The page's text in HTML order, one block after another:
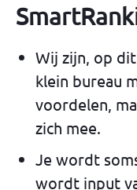
Wij zijn, op
klein bureau
voordelen,
zich mee.
Je wordt
wordt input